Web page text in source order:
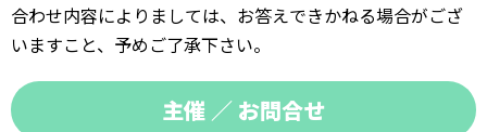
合わせ内容によりましては、お答えできかねる場合がござ
いますこと、予めご了承下さい。
主催 ／ お問合せ